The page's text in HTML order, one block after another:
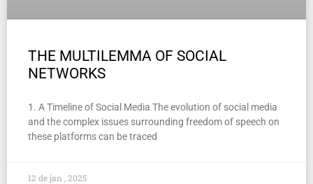
THE MULTILEMMA OF SOCIAL
NETWORKS
1. A Timeline of Social Media The evolution of social media
and the complex issues surrounding freedom of speech on
these platforms can be traced
12 de jan , 2025